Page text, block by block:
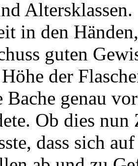
in den
guten
der
Bache genau
Ob dies
dass sich